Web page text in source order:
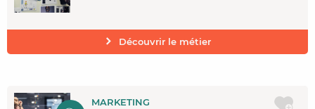
Découvrir le métier
MARKETING